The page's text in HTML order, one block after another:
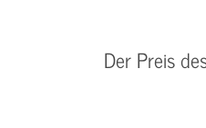
Der Preis